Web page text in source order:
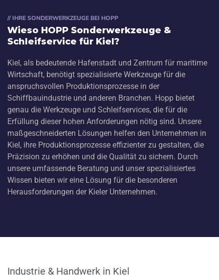
// IHRE SONDERWERKZEUGE BEI HOPP
Wieso HOPP Sonderwerkzeuge &
Schleifservice für Kiel?
Kiel, als bedeutende Hafenstadt und Zentrum für maritime
Wirtschaft, benötigt spezialisierte Werkzeuge für die
anspruchsvollen Produktionsprozesse in der
Schiffbauindustrie und anderen Branchen. Hopp bietet
genau die Werkzeuge und Schleifservices, die für die
Erfüllung dieser hohen Anforderungen nötig sind. Unsere
maßgeschneiderten Lösungen helfen den Unternehmen in
Kiel, ihre Produktionsprozesse effizienter zu gestalten, die
Präzision zu erhöhen und die Qualität zu sichern. Durch
unsere umfassende Beratung und unser spezialisiertes
Wissen bieten wir eine Lösung für die besonderen
Herausforderungen der Kieler Unternehmen.
Industrie & Handwerk in Kiel